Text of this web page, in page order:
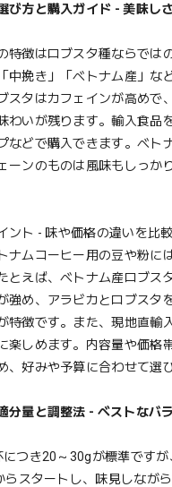
び方と購入ガイド - 美味し
特徴はロブスタ種ならでは
中挽き」「ベトナム産」な
スタはカフェインが高めで
わいが残ります。輸入食品
などで購入できます。ベト
ーンのものは風味もしっか
ント - 味や価格の違いを比較
ナムコーヒー用の豆や粉に
とえば、ベトナム産ロブス
強め、アラビカとロブスタ
特徴です。また、現地直輸
楽しめます。内容量や価格
、好みや予算に合わせて選
分量と調整法 - ベストなバ
つき20～30gが標準です
らスタートし、味見しなが